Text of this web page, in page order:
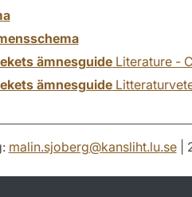
ämnesguideLiterature -
ämnesguide
malin.sjoberg@kansliht.lu.se|